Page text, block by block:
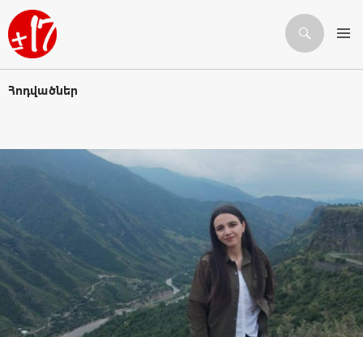
Որոնում
ԱՆՑՆԵԼ ԲՈՎԱՆԴԱԿՈՒԹՅԱՆԸ
Հոդվածներ